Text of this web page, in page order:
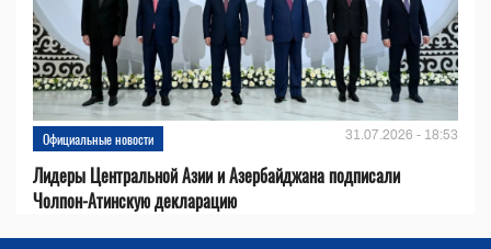
Официальные новости 31.07.2026 - 18:53
Лидеры Центральной Азии и Азербайджана подписали
Чолпон-Атинскую декларацию